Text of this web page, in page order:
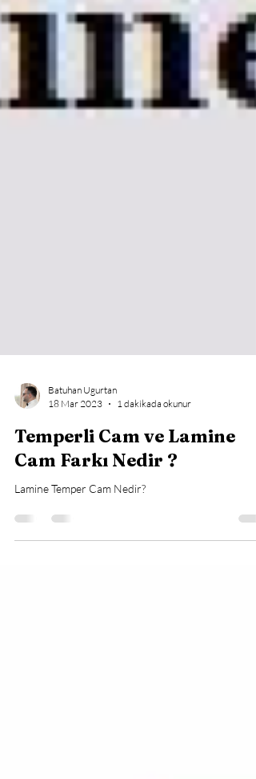
18 Mar 2023
1 dakikada okunur
Temperli Cam ve Lamine
Cam Farkı Nedir ?
Lamine Temper Cam Nedir?